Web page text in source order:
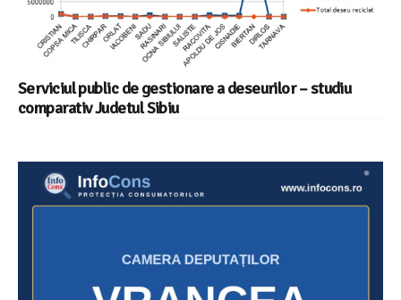
Serviciul public de gestionare a deseurilor – studiu
comparativ Judetul Sibiu